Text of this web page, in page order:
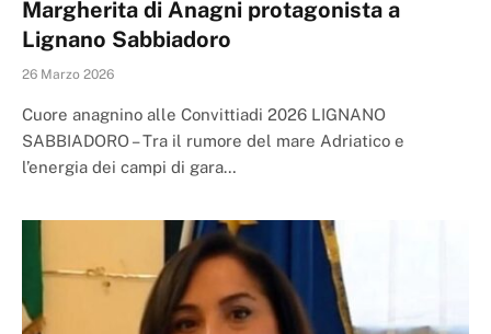
Margherita di Anagni protagonista a
Lignano Sabbiadoro
26 Marzo 2026
Cuore anagnino alle Convittiadi 2026 LIGNANO
SABBIADORO – Tra il rumore del mare Adriatico e
l’energia dei campi di gara…